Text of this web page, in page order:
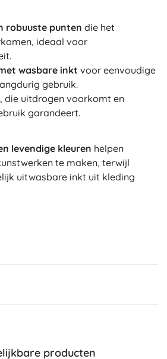
robuuste punten die het
ideaal voor
wasbare inkt voor eenvoudige
gebruik.
, die uitdrogen voorkomt en
garandeert.
levendige kleuren helpen
te maken, terwijl
uitwasbare inkt uit kleding
producten